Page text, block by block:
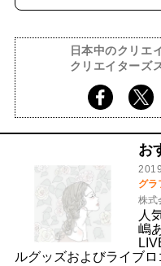
日本中のクリエ
クリエイターズ
お
グラ
株式
人
嶋
ルグッズおよびライブ